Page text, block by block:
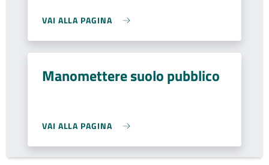
VAI ALLA PAGINA
Manomettere suolo pubblico
VAI ALLA PAGINA